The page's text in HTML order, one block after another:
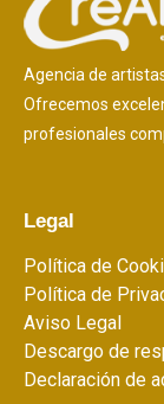
Agencia de
Ofrecemos
profesionales
Legal
Política de
Política de
Aviso Legal
Descargo de
Declaración de